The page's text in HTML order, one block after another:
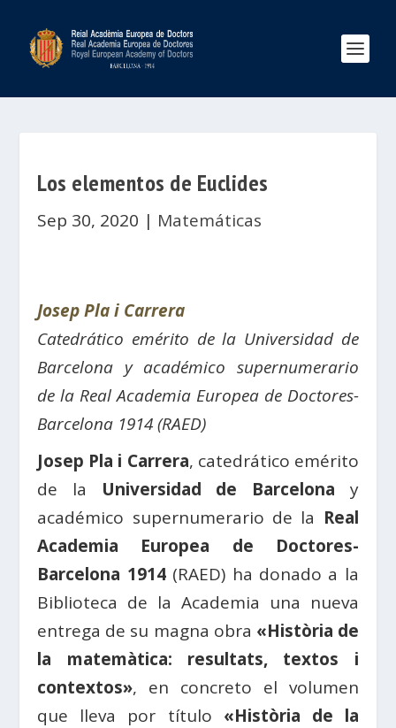
Los elementos de Euclides
Sep 30, 2020 | Matemáticas
Josep Pla i Carrera
Catedrático emérito de la Universidad de
Barcelona y académico supernumerario
de la Real Academia Europea de Doctores-
Barcelona 1914 (RAED)
Josep Pla i Carrera, catedrático emérito
de la Universidad de Barcelona y
académico supernumerario de la Real
Academia Europea de Doctores-
Barcelona 1914(RAED) ha donado a la
Biblioteca de la Academia una nueva
entrega de su magna obra «Història de
la matemàtica: resultats, textos i
contextos», en concreto el volumen
que lleva por título «Història de la